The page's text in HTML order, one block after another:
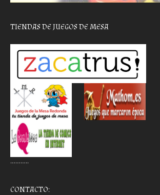
TIENDAS DE JUEGOS DE MESA
………..
CONTACTO: